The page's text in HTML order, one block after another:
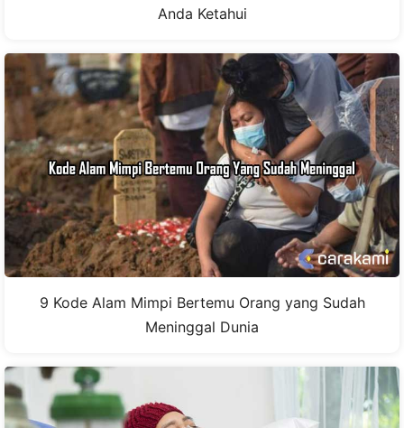
Anda Ketahui
9 Kode Alam Mimpi Bertemu Orang yang Sudah
Meninggal Dunia